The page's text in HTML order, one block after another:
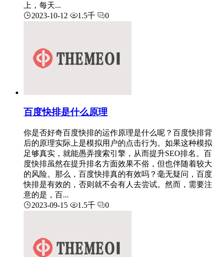
上，每天...
2023-10-12
1.5千 0
百度快排是什么原理
你是否好奇百度快排的运作原理是什么呢？百度快排背
后的原理实际上是模拟用户的点击行为。如果这种模拟
足够真实，就能愚弄搜索引擎，从而提升SEO排名。百
度快排虽然在提升排名方面效果不俗，但也伴随着较大
的风险。那么，百度快排真的有效吗？毫无疑问，百度
快排是有效的，否则就不会有人去尝试。然而，需要注
意的是，百...
2023-09-15
1.5千 0